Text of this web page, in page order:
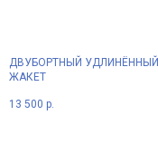
ДВУБОРТНЫЙ УДЛИНЁННЫЙ
ЖАКЕТ
13 500 р.